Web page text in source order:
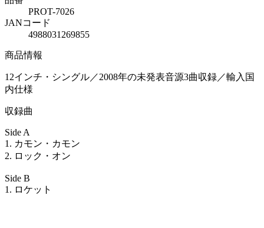
PROT-7026
JANコード
4988031269855
商品情報
12インチ・シングル／2008年の未発表音源3曲収録／輸入国
内仕様
収録曲
Side A
1. カモン・カモン
2. ロック・オン
Side B
1. ロケット